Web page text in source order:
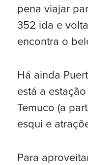
pena viajar
352 ida e
encontra o
Há ainda
está a
Temuco (a
esqui e
Para